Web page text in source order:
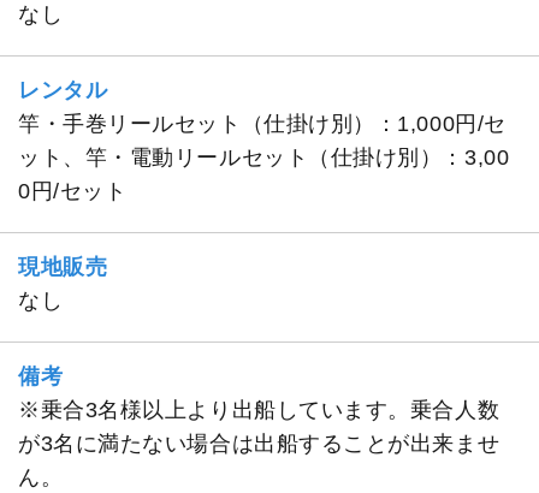
なし
レンタル
竿・手巻リールセット（仕掛け別）：1,000円/セ
ット、竿・電動リールセット（仕掛け別）：3,00
0円/セット
現地販売
なし
備考
※乗合3名様以上より出船しています。乗合人数
が3名に満たない場合は出船することが出来ませ
ん。